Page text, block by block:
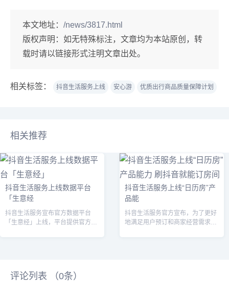
本文地址： /news/3817.html
版权声明： 如无特殊标注，文章均为本站原创，转
载时请以链接形式注明文章出处。
相关标签： 抖音生活服务上线 安心游 优质出行商品质量保障计划
相关推荐
抖音生活服务上线数据平台
「生意经
抖音生活服务宣布官方数据平台
「生意经」上线，平台提供官方权
抖音生活服务上线“日历房”产
品能
抖音生活服务官方宣布，为了更好
地满足用户预订和商家经营需求，
评论列表 （0条）